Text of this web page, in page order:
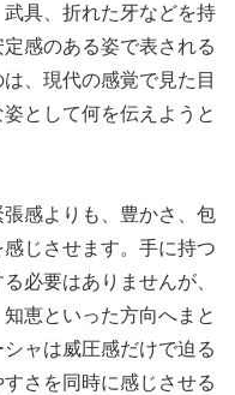
具、折れた牙などを持
感のある姿で表される
、現代の感覚で見た目
として何を伝えようと
感よりも、豊かさ、包
じさせます。手に持つ
必要はありませんが、
恵といった方向へまと
ャは威圧感だけで迫る
さを同時に感じさせる